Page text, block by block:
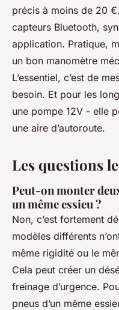
précis à moins de 20
capteurs Bluetooth,
application. Pratique,
un bon manomètre
L’essentiel, c’est de
besoin. Et pour les
une pompe 12V - elle
une aire d’autoroute.
Les questions
Peut-on monter
un même essieu ?
Non, c’est fortement
modèles différents
même rigidité ou le
Cela peut créer un
freinage d’urgence.
pneus d’un même